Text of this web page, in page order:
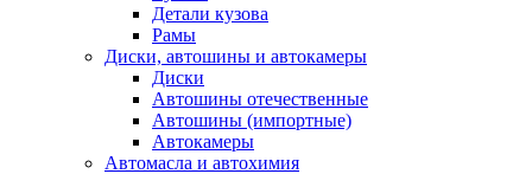
Детали кузова
Рамы
Диски, автошины и автокамеры
Диски
Автошины отечественные
Автошины (импортные)
Автокамеры
Автомасла и автохимия